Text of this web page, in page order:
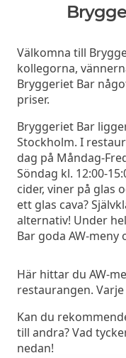
Välkomna till
kollegorna,
Bryggeriet Bar
priser.
Bryggeriet Bar
Stockholm. I
dag på Måndag-
Söndag kl. 12:00-
cider, viner på glas
ett glas cava?
alternativ! Under
Bar goda AW-meny
Här hittar du AW-
restaurangen.
Kan du
till andra? Vad
nedan!